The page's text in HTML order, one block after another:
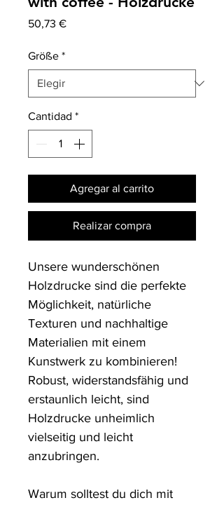
50,73 €Precio
Größe *
Cantidad *
Agregar al carrito
Realizar compra
Unsere wunderschönen
Holzdrucke sind die perfekte
Möglichkeit, natürliche
Texturen und nachhaltige
Materialien mit einem
Kunstwerk zu kombinieren!
Robust, widerstandsfähig und
erstaunlich leicht, sind
Holzdrucke unheimlich
vielseitig und leicht
anzubringen.
Warum solltest du dich mit